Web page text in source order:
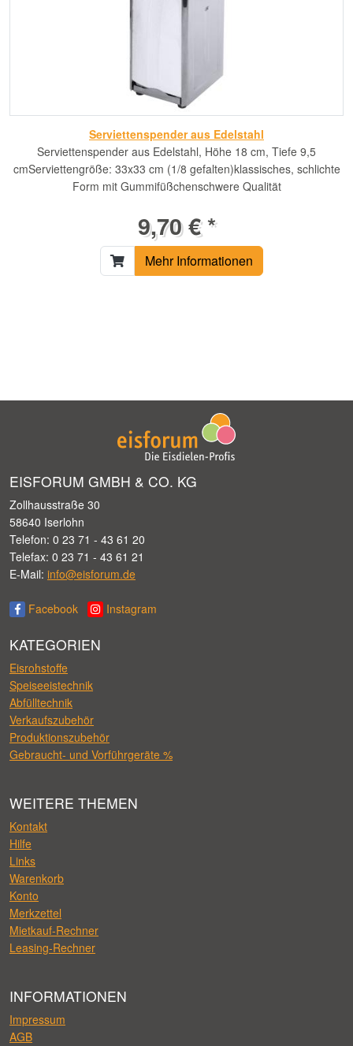
Serviettenspender aus Edelstahl
Serviettenspender aus Edelstahl, Höhe 18 cm, Tiefe 9,5
cmServiettengröße: 33x33 cm (1/8 gefalten)klassisches, schlichte
Form mit Gummifüßchenschwere Qualität
9,70 € *
Mehr Informationen
EISFORUM GMBH & CO. KG
Zollhausstraße 30
58640 Iserlohn
Telefon: 0 23 71 - 43 61 20
Telefax: 0 23 71 - 43 61 21
E-Mail: info@eisforum.de
Facebook Instagram
KATEGORIEN
Eisrohstoffe
Speiseeistechnik
Abfülltechnik
Verkaufszubehör
Produktionszubehör
Gebraucht- und Vorführgeräte %
WEITERE THEMEN
Kontakt
Hilfe
Links
Warenkorb
Konto
Merkzettel
Mietkauf-Rechner
Leasing-Rechner
INFORMATIONEN
Impressum
AGB